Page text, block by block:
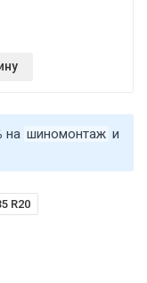
на шиномонтаж и
R20